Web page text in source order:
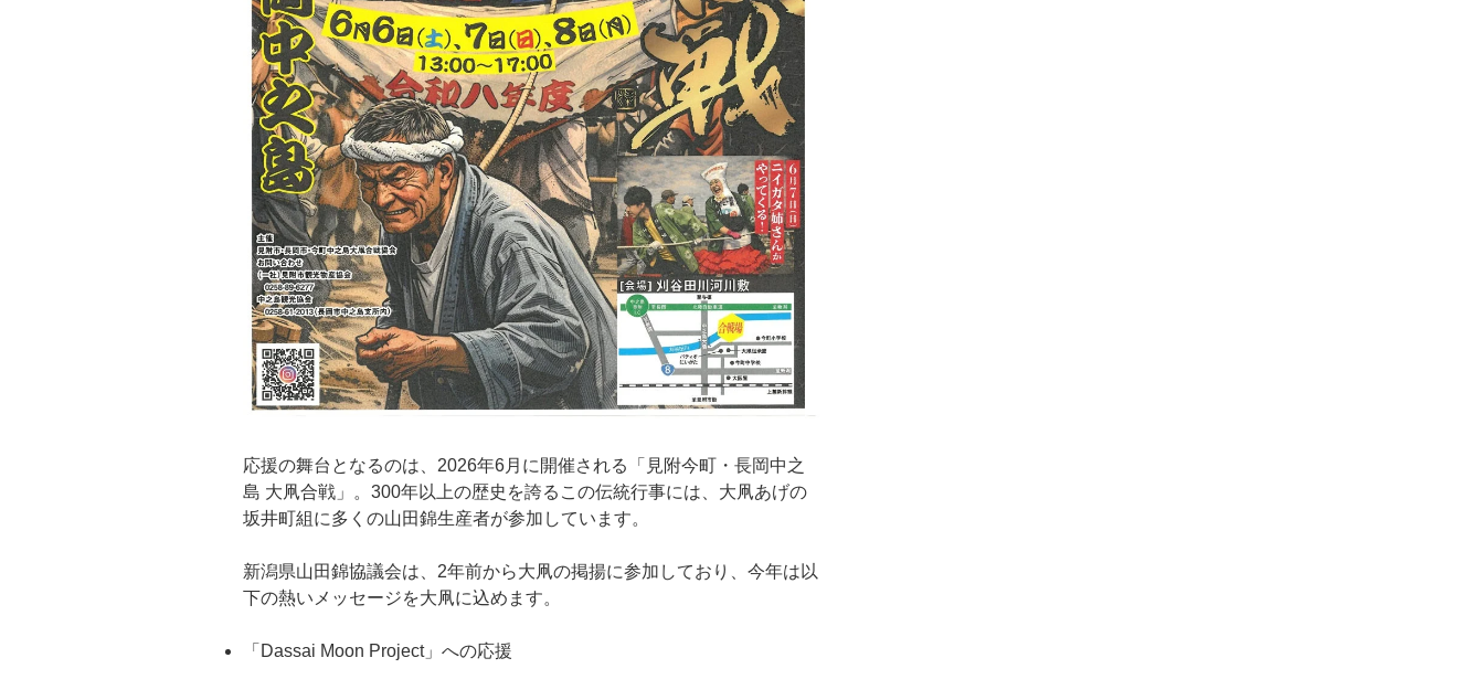
応援の舞台となるのは、2026年6月に開催される「見附今町・長岡中之
島 大凧合戦」。300年以上の歴史を誇るこの伝統行事には、大凧あげの
坂井町組に多くの山田錦生産者が参加しています。
新潟県山田錦協議会は、2年前から大凧の掲揚に参加しており、今年は以
下の熱いメッセージを大凧に込めます。
「Dassai Moon Project」への応援